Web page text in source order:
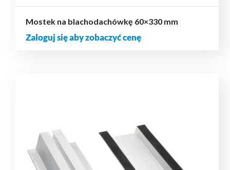
Mostek na blachodachówkę 60×330 mm
Zaloguj się aby zobaczyć cenę